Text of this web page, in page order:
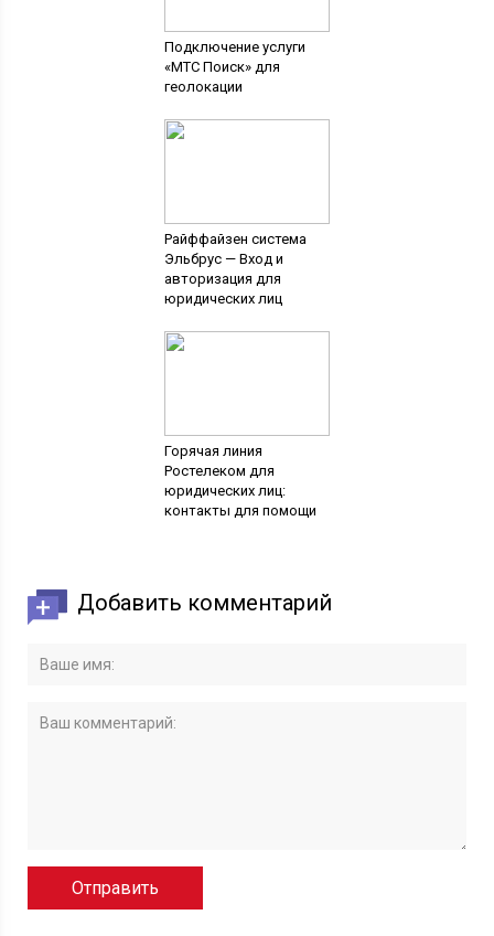
Подключение услуги
«MTC Поиск» для
геолокации
Райффайзен система
Эльбрус — Вход и
авторизация для
юридических лиц
Горячая линия
Ростелеком для
юридических лиц:
контакты для помощи
Добавить комментарий